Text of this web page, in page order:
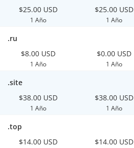
$25.00 USD
1 Año
$25.00 USD
1 Año
.ru
$8.00 USD
1 Año
$0.00 USD
1 Año
.site
$38.00 USD
1 Año
$38.00 USD
1 Año
.top
$14.00 USD
$14.00 USD